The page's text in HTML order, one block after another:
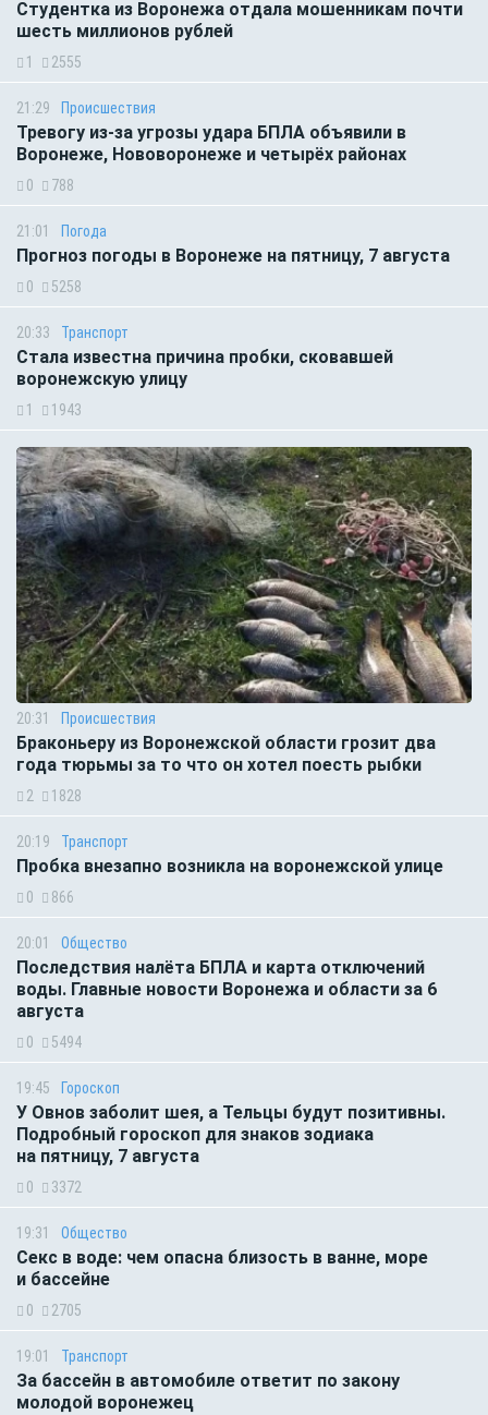
Студентка из Воронежа отдала мошенникам почти
шесть миллионов рублей
1 2555
21:29 Происшествия
Тревогу из-за угрозы удара БПЛА объявили в
Воронеже, Нововоронеже и четырёх районах
0 788
21:01 Погода
Прогноз погоды в Воронеже на пятницу, 7 августа
0 5258
20:33 Транспорт
Стала известна причина пробки, сковавшей
воронежскую улицу
1 1943
20:31 Происшествия
Браконьеру из Воронежской области грозит два
года тюрьмы за то что он хотел поесть рыбки
2 1828
20:19 Транспорт
Пробка внезапно возникла на воронежской улице
0 866
20:01 Общество
Последствия налёта БПЛА и карта отключений
воды. Главные новости Воронежа и области за 6
августа
0 5494
19:45 Гороскоп
У Овнов заболит шея, а Тельцы будут позитивны.
Подробный гороскоп для знаков зодиака
на пятницу, 7 августа
0 3372
19:31 Общество
Секс в воде: чем опасна близость в ванне, море
и бассейне
0 2705
19:01 Транспорт
За бассейн в автомобиле ответит по закону
молодой воронежец